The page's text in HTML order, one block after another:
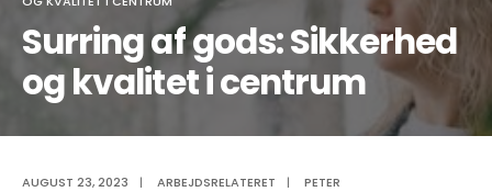
Surring af gods: Sikkerhed
og kvalitet i centrum
AUGUST 23, 2023 | ARBEJDSRELATERET | PETER